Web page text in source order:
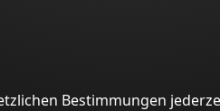
Bestimmungen